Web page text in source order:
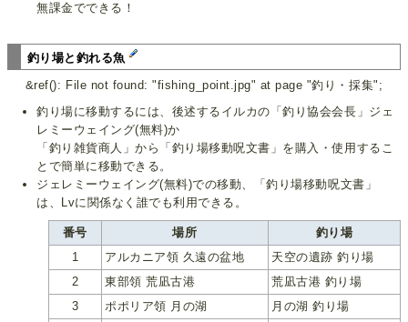
無課金でできる！
釣り場と釣れる魚
&ref(): File not found: "fishing_point.jpg" at page "釣り・採集";
釣り場に移動するには、後述するイルカの「釣り協会会長」ジェ
レミーウェイング(無料)か
「釣り雑貨商人」から「釣り場移動呪文書」を購入・使用するこ
とで簡単に移動できる。
ジェレミーウェイング(無料)での移動、「釣り場移動呪文書」
は、Lvに関係なく誰でも利用できる。
番号 場所
釣り場
1
アルカニア領 久遠の盆地
天空の遺跡 釣り場
2
東部領 荒凪古港
荒凪古港 釣り場
3
ポポリア領 月の湖
月の湖 釣り場